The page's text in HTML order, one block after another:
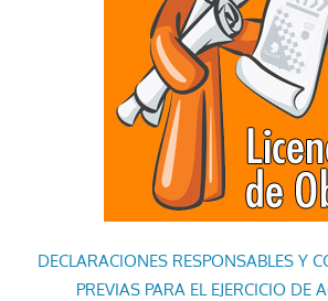
DECLARACIONES RESPONSABLES Y
PREVIAS PARA EL EJERCICIO DE